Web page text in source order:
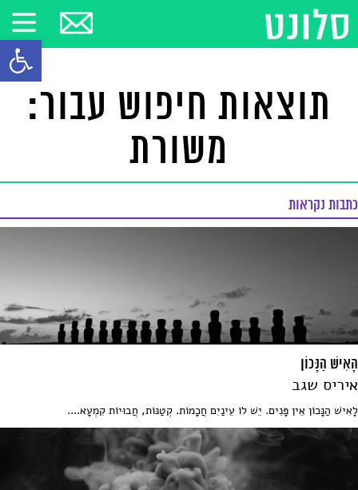
פתח
תוצאות חיפוש עבור:
משורת
כתבות נקראות
הָאִישׁ הַנָּכוֹן
איריס שגב
לָאִישׁ הַנָּכוֹן אֵין פָּנִים. יֵשׁ לוֹ עֵינַיִם חֲכָמוֹת. קְטַנּוֹת, חֲבוּיוֹת קִמְעָא....